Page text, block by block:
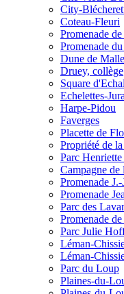
City-
Coteau-Fleuri
Promenade
Promenade
Dune de
Druey, collège
Square
Echelettes-Jura
Harpe-Pidou
Faverges
Placette de
Propriété de
Parc
Campagne
Promenade
Promenade
Parc des
Promenade
Parc Julie
Léman-
Léman-
Parc du Loup
Plaines-du-